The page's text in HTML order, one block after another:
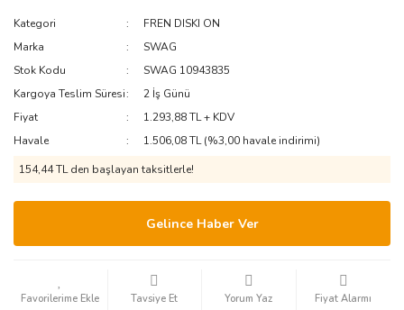
Kategori
FREN DISKI ON
Marka
SWAG
Stok Kodu
SWAG 10943835
Kargoya Teslim Süresi
2 İş Günü
Fiyat
1.293,88 TL + KDV
Havale
1.506,08 TL (%3,00 havale indirimi)
154,44 TL den başlayan taksitlerle!
Gelince Haber Ver
Tavsiye Et Yorum Yaz Fiyat Alarmı